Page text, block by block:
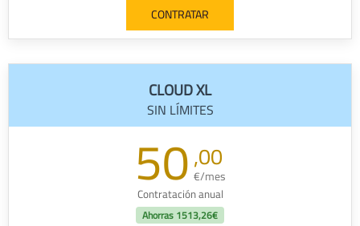
CONTRATAR
CLOUD XL
SIN LÍMITES
50,00
€/mes
Contratación anual
Ahorras1513,26€